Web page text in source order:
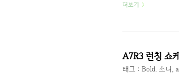
보니, 신재국 작
135밀리로 선택했
더보기
A7R3 런칭 쇼
태그 : Bold, 소니,